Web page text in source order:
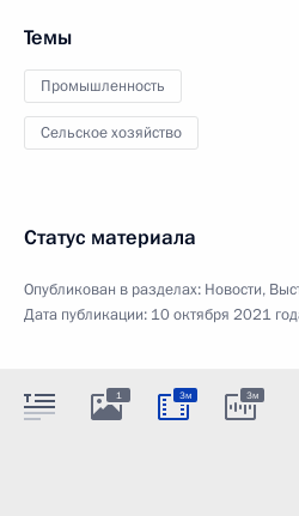
Темы
Промышленность
Сельское хозяйство
Статус материала
Опубликован в разделах: Новости,
Дата публикации: 10 октября 2021
1 3м 3м